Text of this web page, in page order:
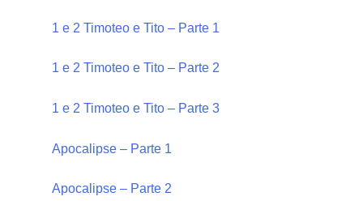
1 e 2 Timoteo e Tito – Parte 1
1 e 2 Timoteo e Tito – Parte 2
1 e 2 Timoteo e Tito – Parte 3
Apocalipse – Parte 1
Apocalipse – Parte 2